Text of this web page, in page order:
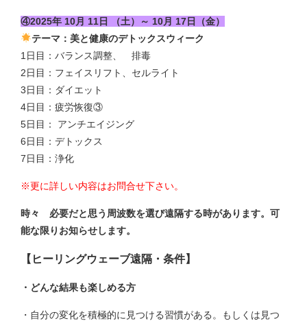
④2025年 10月 11日 （土）～ 10月 17日（金）
テーマ：美と健康のデトックスウィーク
1日目：バランス調整、 排毒
2日目：フェイスリフト、セルライト
3日目：ダイエット
4日目：疲労恢復③
5日目： アンチエイジング
6日目：デトックス
7日目：浄化
※更に詳しい内容はお問合せ下さい。
時々 必要だと思う周波数を選び遠隔する時があります。可
能な限りお知らせします。
【ヒーリングウェーブ遠隔・条件】
・どんな結果も楽しめる方
・自分の変化を積極的に見つける習慣がある。もしくは見つ